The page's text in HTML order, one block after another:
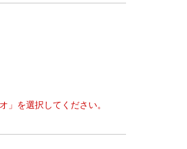
を選択してください。